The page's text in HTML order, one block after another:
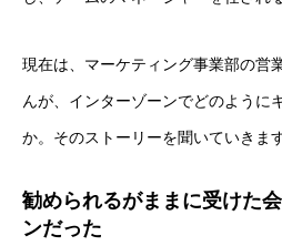
現在は、マーケティング事業部の営
んが、インターゾーンでどのように
か。そのストーリーを聞いていきま
勧められるがままに受けた
ンだった